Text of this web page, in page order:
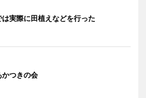
は実際に田植えなどを行った
かつきの会